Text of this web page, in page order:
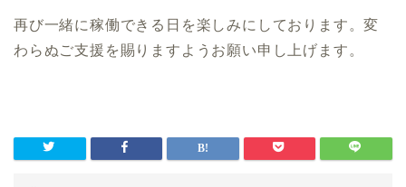
再び一緒に稼働できる日を楽しみにしております。変
わらぬご支援を賜りますようお願い申し上げます。